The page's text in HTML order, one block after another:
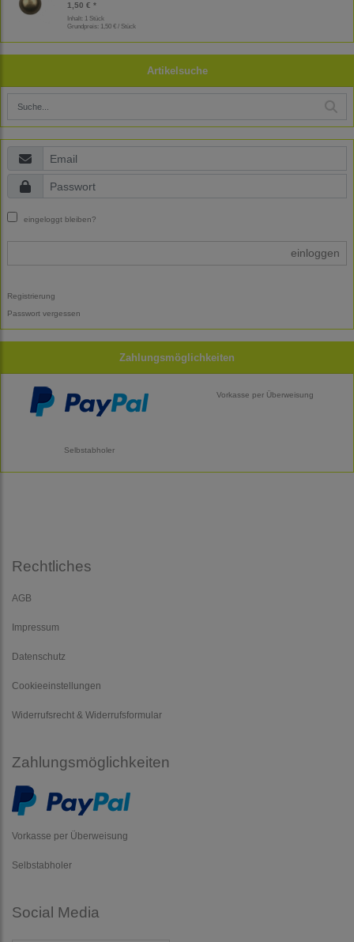
1,50 € *
Inhalt: 1 Stück
Grundpreis: 1,50 € / Stück
Artikelsuche
eingeloggt bleiben?
einloggen
Registrierung
Passwort vergessen
Zahlungsmöglichkeiten
Vorkasse per Überweisung
Selbstabholer
Rechtliches
AGB
Impressum
Datenschutz
Cookieeinstellungen
Widerrufsrecht & Widerrufsformular
Zahlungsmöglichkeiten
Vorkasse per Überweisung
Selbstabholer
Social Media